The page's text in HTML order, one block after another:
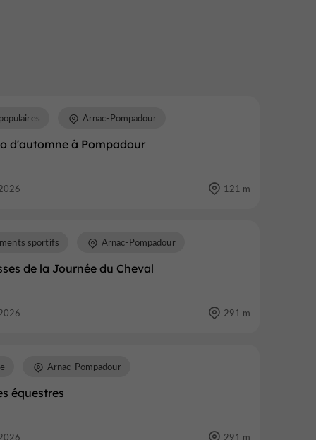
d'automne à Pompadour
Arnac-Pompadour
121 m
de la Journée du Cheval
sportifs Arnac-Pompadour
291 m
équestres
Arnac-Pompadour
291 m